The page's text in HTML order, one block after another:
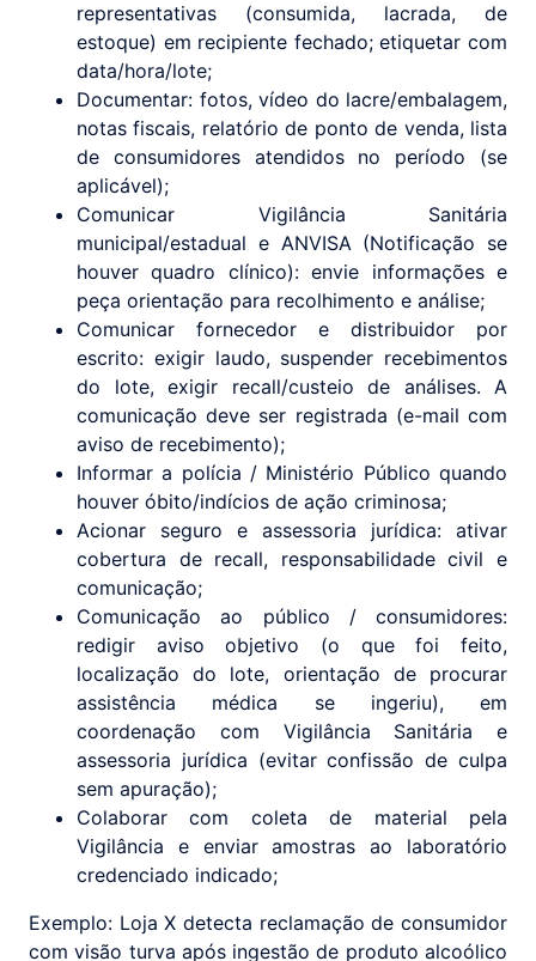
representativas (consumida, lacrada, de
estoque) em recipiente fechado; etiquetar com
data/hora/lote;
Documentar: fotos, vídeo do lacre/embalagem,
notas fiscais, relatório de ponto de venda, lista
de consumidores atendidos no período (se
aplicável);
Comunicar Vigilância Sanitária
municipal/estadual e ANVISA (Notificação se
houver quadro clínico): envie informações e
peça orientação para recolhimento e análise;
Comunicar fornecedor e distribuidor por
escrito: exigir laudo, suspender recebimentos
do lote, exigir recall/custeio de análises. A
comunicação deve ser registrada (e-mail com
aviso de recebimento);
Informar a polícia / Ministério Público quando
houver óbito/indícios de ação criminosa;
Acionar seguro e assessoria jurídica: ativar
cobertura de recall, responsabilidade civil e
comunicação;
Comunicação ao público / consumidores:
redigir aviso objetivo (o que foi feito,
localização do lote, orientação de procurar
assistência médica se ingeriu), em
coordenação com Vigilância Sanitária e
assessoria jurídica (evitar confissão de culpa
sem apuração);
Colaborar com coleta de material pela
Vigilância e enviar amostras ao laboratório
credenciado indicado;
Exemplo: Loja X detecta reclamação de consumidor
com visão turva após ingestão de produto alcoólico